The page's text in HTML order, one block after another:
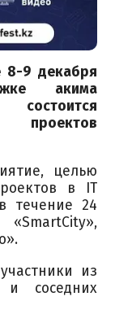
8-9 декабря
акима
проектов
целью
в IT
течение 24
из
и соседних